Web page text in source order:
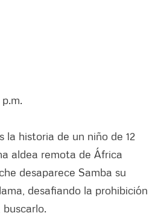
la historia de un niño de 12
aldea remota de África
desaparece Samba su
desafiando la prohibición